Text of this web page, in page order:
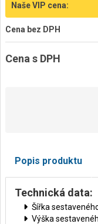
Naše VIP cena:
Cena bez DPH
Cena s DPH
Popis produktu
Technická data:
Šířka
Výška